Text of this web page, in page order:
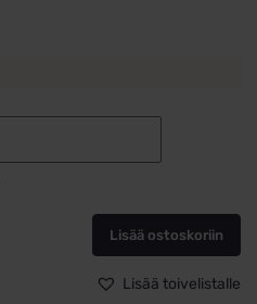
Jewelry
S4425
määrä
Lisää ostoskoriin
Lisää toivelistalle